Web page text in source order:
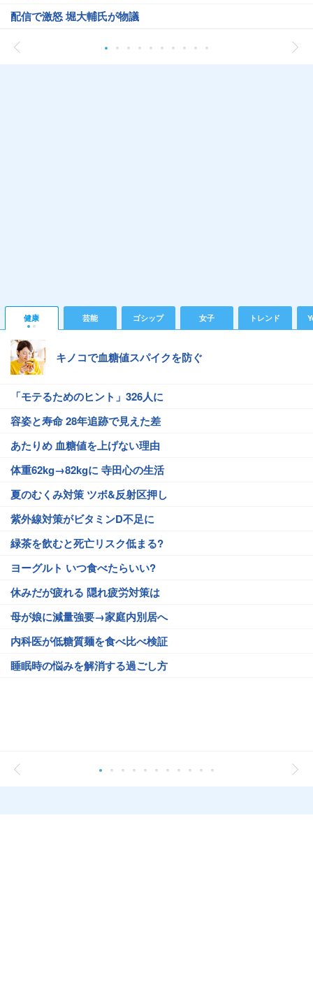
配信で激怒 堀大輔氏が物議
健康 芸能 ゴシップ 女子 トレンド
キノコで血糖値スパイクを防ぐ
「モテるためのヒント」326人に
容姿と寿命 28年追跡で見えた差
あたりめ 血糖値を上げない理由
体重62kg→82kgに 寺田心の生活
夏のむくみ対策 ツボ&反射区押し
紫外線対策がビタミンD不足に
緑茶を飲むと死亡リスク低まる?
ヨーグルト いつ食べたらいい?
休みだが疲れる 隠れ疲労対策は
母が娘に減量強要→家庭内別居へ
内科医が低糖質麺を食べ比べ検証
睡眠時の悩みを解消する過ごし方